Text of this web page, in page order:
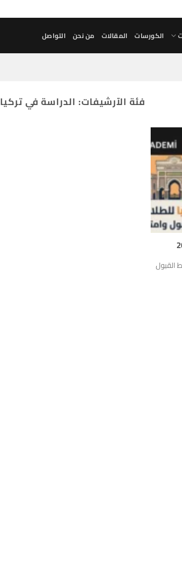
الكورسات المقالات من نحن التواصل
فئة الآرشيفات: الدراسة في تركيا
القبول